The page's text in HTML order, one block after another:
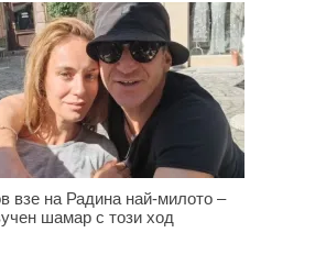
взе на Радина най-милото –
шамар с този ход